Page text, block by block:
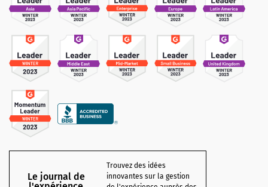
Le journal de
Trouvez des idées
innovantes sur la gestion